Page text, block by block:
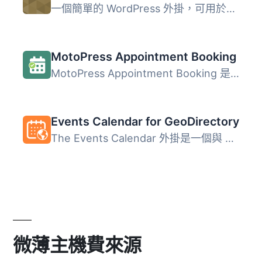
一個簡單的 WordPress 外掛，可用於排程內容更新。 動機： 現...
MotoPress Appointment Booking
MotoPress Appointment Booking 是一款免費的 WordPress 外掛...
Events Calendar for GeoDirectory
The Events Calendar 外掛是一個與 GeoDirectory 合作的佳選...
微薄主機費來源